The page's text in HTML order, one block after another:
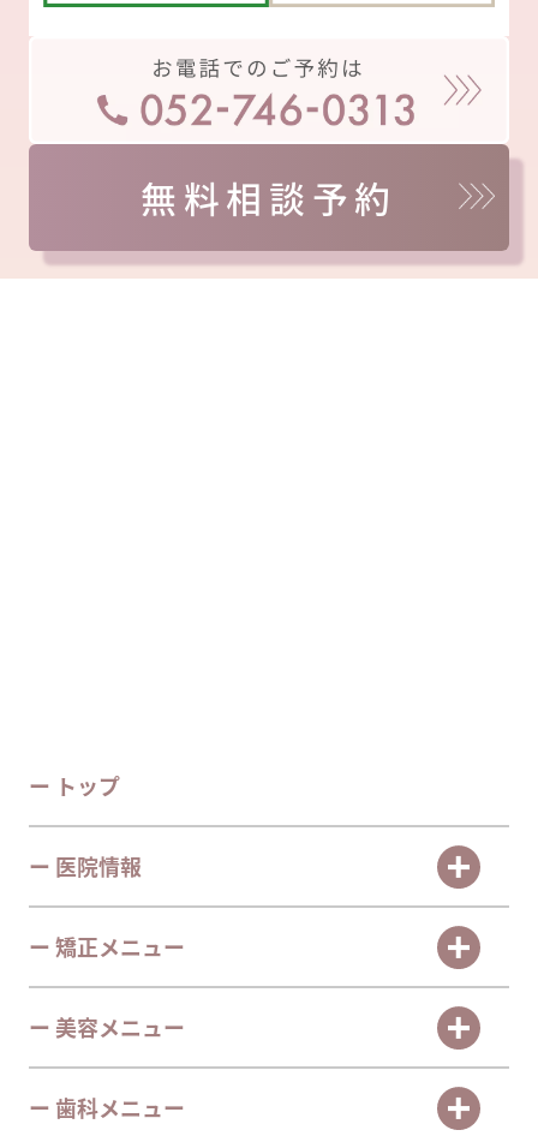
無料相談予約
ー トップ
ー 医院情報
ー 矯正メニュー
ー 美容メニュー
ー 歯科メニュー